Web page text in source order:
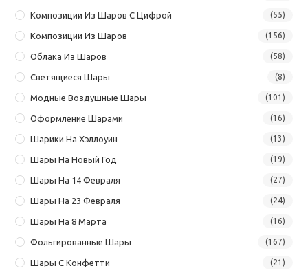
Композиции Из Шаров С Цифрой (55)
Композиции Из Шаров (156)
Облака Из Шаров (58)
Светящиеся Шары (8)
Модные Воздушные Шары (101)
Оформление Шарами (16)
Шарики На Хэллоуин (13)
Шары На Новый Год (19)
Шары На 14 Февраля (27)
Шары На 23 Февраля (24)
Шары На 8 Марта (16)
Фольгированные Шары (167)
Шары С Конфетти (21)